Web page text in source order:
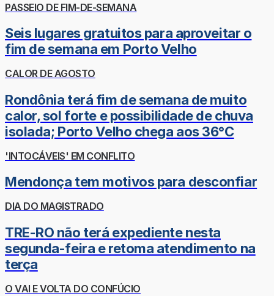
PASSEIO DE FIM-DE-SEMANA
Seis lugares gratuitos para aproveitar o
fim de semana em Porto Velho
CALOR DE AGOSTO
Rondônia terá fim de semana de muito
calor, sol forte e possibilidade de chuva
isolada; Porto Velho chega aos 36°C
'INTOCÁVEIS' EM CONFLITO
Mendonça tem motivos para desconfiar
DIA DO MAGISTRADO
TRE-RO não terá expediente nesta
segunda-feira e retoma atendimento na
terça
O VAI E VOLTA DO CONFÚCIO